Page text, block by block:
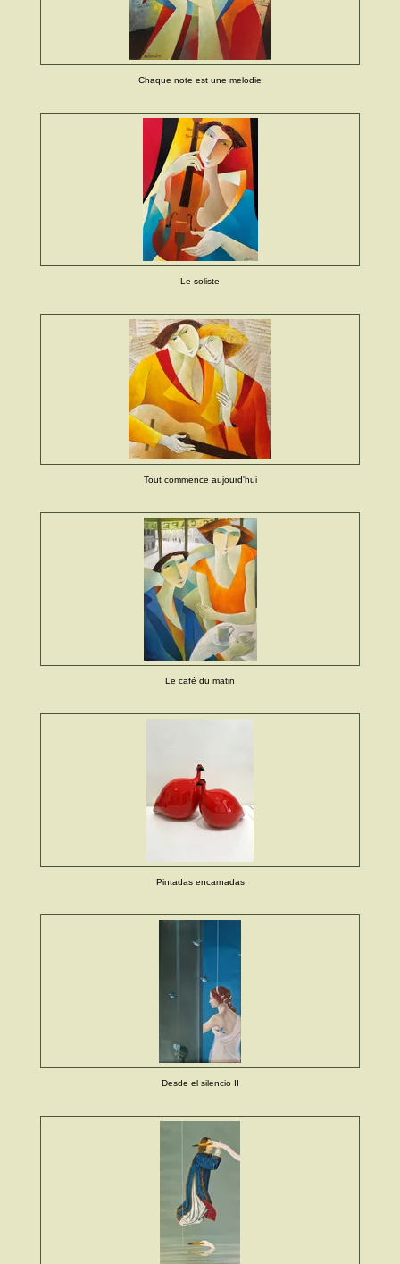
Chaque note est une melodie
Le soliste
Tout commence aujourd'hui
Le café du matin
Pintadas encarnadas
Desde el silencio II